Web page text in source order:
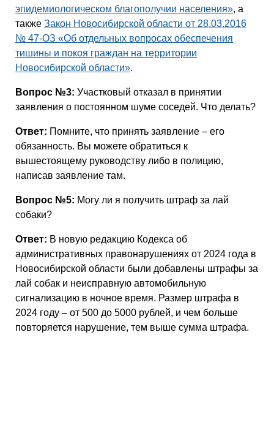
эпидемиологическом благополучии населения», а
также Закон Новосибирской области от 28.03.2016
№ 47-ОЗ «Об отдельных вопросах обеспечения
тишины и покоя граждан на территории
Новосибирской области».
Вопрос №3: Участковый отказал в принятии
заявления о постоянном шуме соседей. Что делать?
Ответ: Помните, что принять заявление – его
обязанность. Вы можете обратиться к
вышестоящему руководству либо в полицию,
написав заявление там.
Вопрос №5: Могу ли я получить штраф за лай
собаки?
Ответ: В новую редакцию Кодекса об
административных правонарушениях от 2024 года в
Новосибирской области были добавлены штрафы за
лай собак и неисправную автомобильную
сигнализацию в ночное время. Размер штрафа в
2024 году – от 500 до 5000 рублей, и чем больше
повторяется нарушение, тем выше сумма штрафа.